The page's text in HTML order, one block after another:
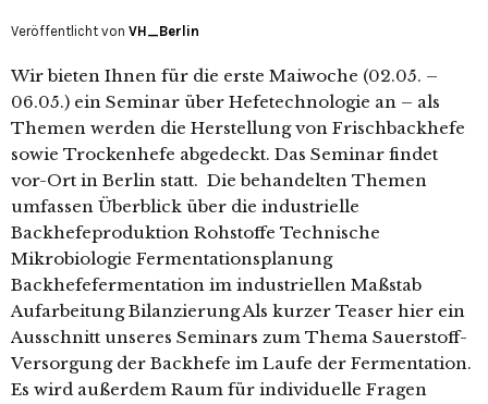
Veröffentlicht von VH_Berlin
Wir bieten Ihnen für die erste Maiwoche (02.05. –
06.05.) ein Seminar über Hefetechnologie an – als
Themen werden die Herstellung von Frischbackhefe
sowie Trockenhefe abgedeckt. Das Seminar findet
vor-Ort in Berlin statt. Die behandelten Themen
umfassen Überblick über die industrielle
Backhefeproduktion Rohstoffe Technische
Mikrobiologie Fermentationsplanung
Backhefefermentation im industriellen Maßstab
Aufarbeitung Bilanzierung Als kurzer Teaser hier ein
Ausschnitt unseres Seminars zum Thema Sauerstoff-
Versorgung der Backhefe im Laufe der Fermentation.
Es wird außerdem Raum für individuelle Fragen